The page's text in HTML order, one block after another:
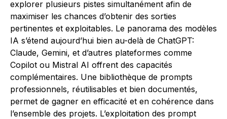
explorer plusieurs pistes simultanément afin de
maximiser les chances d’obtenir des sorties
pertinentes et exploitables. Le panorama des modèles
IA s’étend aujourd’hui bien au-delà de ChatGPT:
Claude, Gemini, et d’autres plateformes comme
Copilot ou Mistral AI offrent des capacités
complémentaires. Une bibliothèque de prompts
professionnels, réutilisables et bien documentés,
permet de gagner en efficacité et en cohérence dans
l’ensemble des projets. L’exploitation des prompt